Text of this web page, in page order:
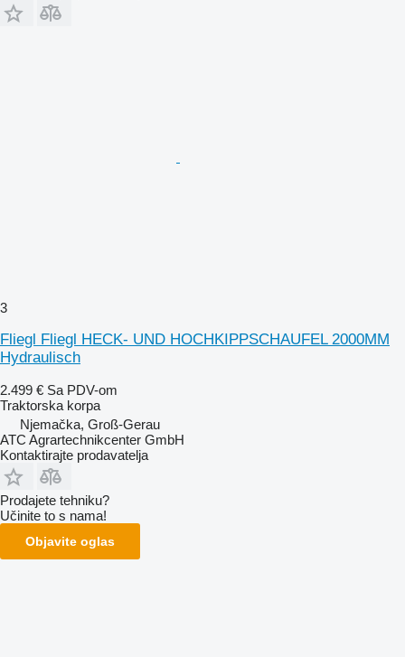
3
Fliegl Fliegl HECK- UND HOCHKIPPSCHAUFEL 2000MM
Hydraulisch
2.499 € Sa PDV-om
Traktorska korpa
Njemačka, Groß-Gerau
ATC Agrartechnikcenter GmbH
Kontaktirajte prodavatelja
Prodajete tehniku?
Učinite to s nama!
Objavite oglas